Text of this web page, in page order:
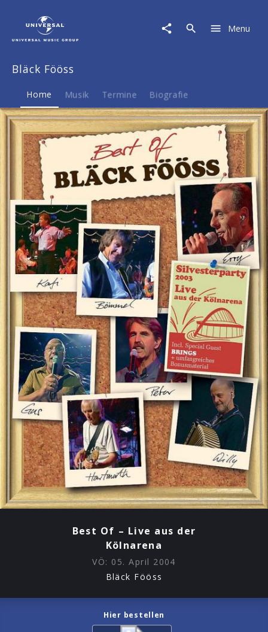
Musik
Merch
Menu
Bläck Fööss
Home Musik Termine Biografie
Best Of – Live aus der
Kölnarena
VÖ: 05. April 2004
Bläck Fööss
Hier bestellen